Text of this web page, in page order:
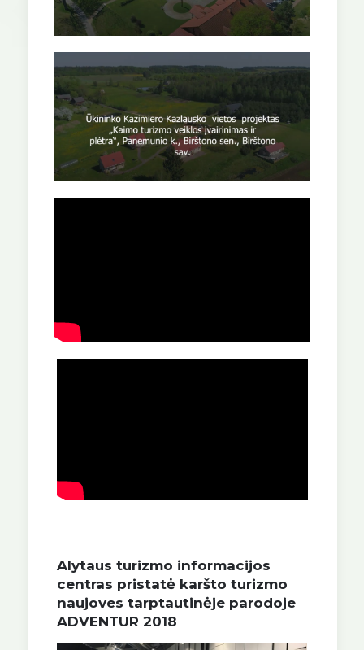
Alytaus turizmo informacijos
centras pristatė karšto turizmo
naujoves tarptautinėje parodoje
ADVENTUR 2018